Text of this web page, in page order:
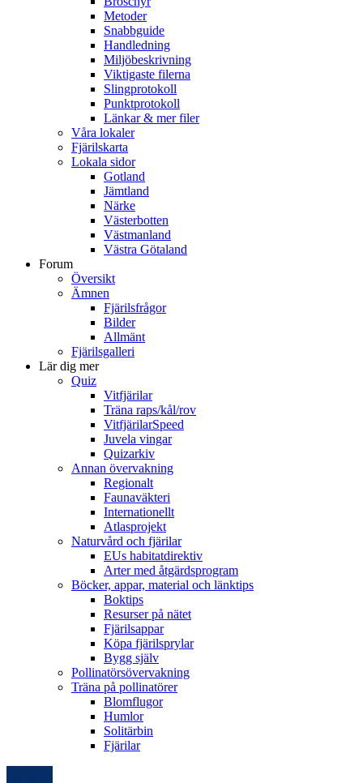
Metoder
Snabbguide
Handledning
Miljöbeskrivning
Viktigaste filerna
Slingprotokoll
Punktprotokoll
Länkar & mer filer
Våra lokaler
Fjärilskarta
Lokala sidor
Gotland
Jämtland
Närke
Västerbotten
Västmanland
Västra Götaland
Forum
Översikt
Ämnen
Fjärilsfrågor
Bilder
Allmänt
Fjärilsgalleri
Lär dig mer
Quiz
Vitfjärilar
Träna raps/kål/rov
VitfjärilarSpeed
Juvela vingar
Quizarkiv
Annan övervakning
Regionalt
Faunaväkteri
Internationellt
Atlasprojekt
Naturvård och fjärilar
EUs habitatdirektiv
Arter med åtgärdsprogram
Böcker, appar, material och länktips
Boktips
Resurser på nätet
Fjärilsappar
Köpa fjärilsprylar
Bygg själv
Pollinatörsövervakning
Träna på pollinatörer
Blomflugor
Humlor
Solitärbin
Fjärilar